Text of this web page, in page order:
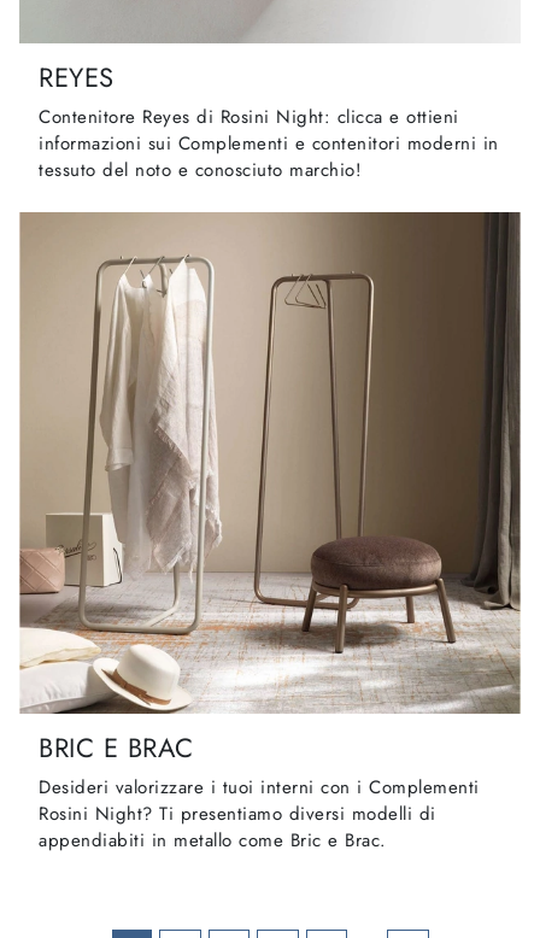
REYES
Contenitore Reyes di Rosini Night: clicca e ottieni
informazioni sui Complementi e contenitori moderni in
tessuto del noto e conosciuto marchio!
BRIC E BRAC
Desideri valorizzare i tuoi interni con i Complementi
Rosini Night? Ti presentiamo diversi modelli di
appendiabiti in metallo come Bric e Brac.